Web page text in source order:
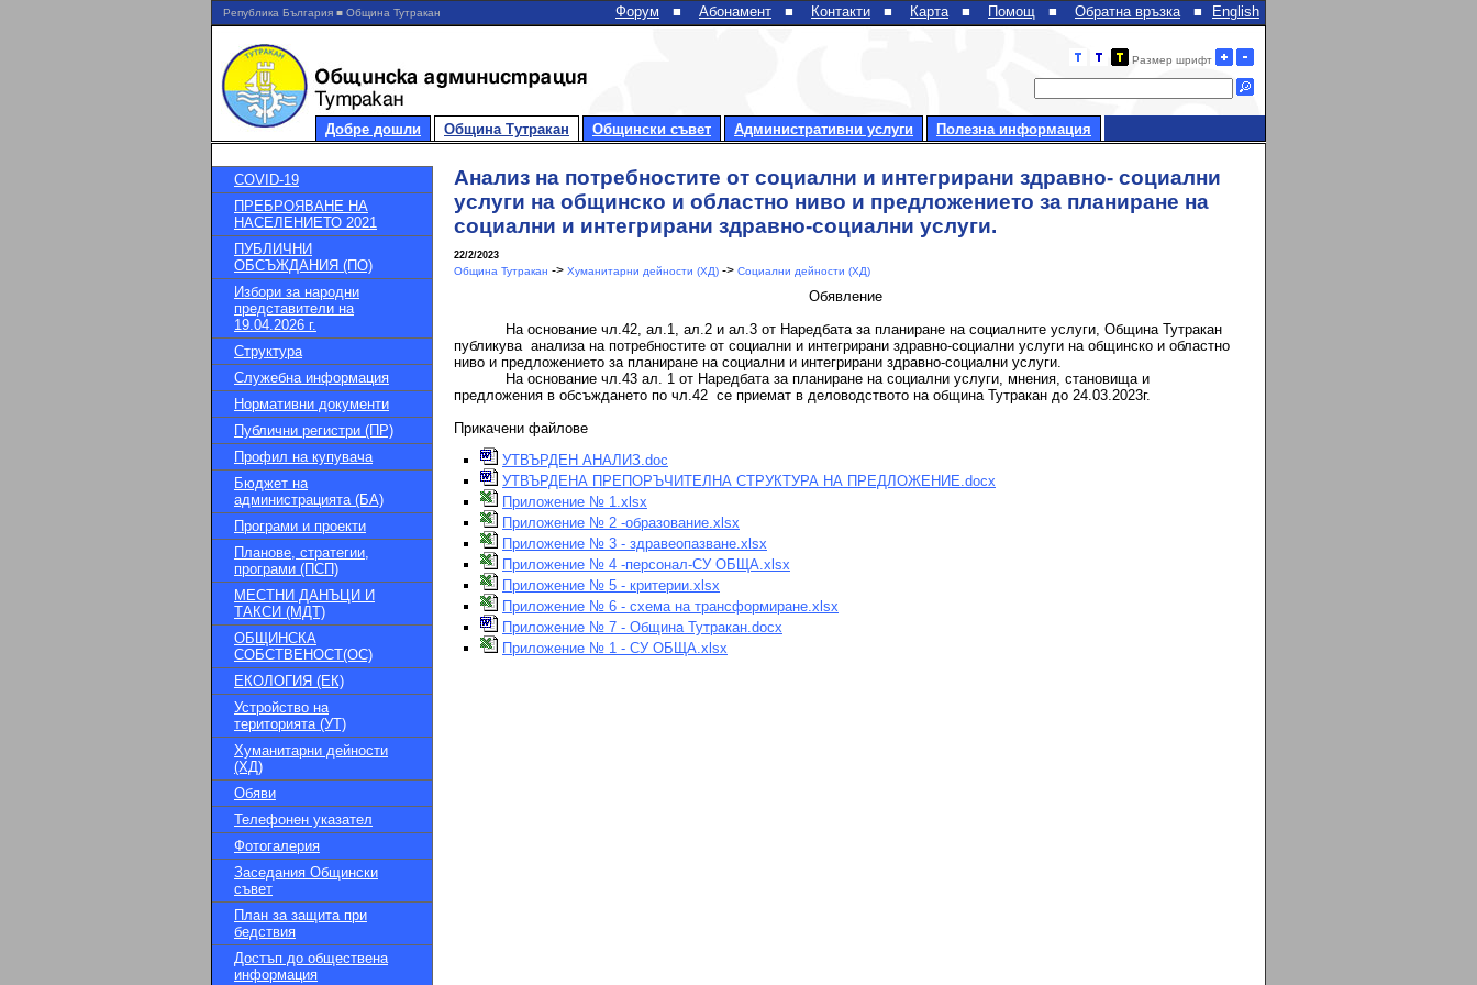
Република България ■ Община Тутракан English
Форум ■ Абонамент ■ Контакти ■ Карта ■ Помощ ■ Обратна връзка ■
Размер шрифт
Добре дошли Община Тутракан Общински съвет Административни услуги Полезна информация
COVID-19
ПРЕБРОЯВАНЕ НА
НАСЕЛЕНИЕТО 2021
ПУБЛИЧНИ
ОБСЪЖДАНИЯ (ПО)
Избори за народни
представители на
19.04.2026 г.
Структура
Служебна информация
Нормативни документи
Публични регистри (ПР)
Профил на купувача
Бюджет на
администрацията (БА)
Програми и проекти
Планове, стратегии,
програми (ПСП)
МЕСТНИ ДАНЪЦИ И
ТАКСИ (МДТ)
ОБЩИНСКА
СОБСТВЕНОСТ(ОС)
ЕКОЛОГИЯ (ЕК)
Устройство на
територията (УТ)
Хуманитарни дейности
(ХД)
Обяви
Телефонен указател
Фотогалерия
Заседания Общински
съвет
План за защита при
бедствия
Достъп до обществена
информация
Анализ на потребностите от социални и интегрирани здравно- социални
услуги на общинско и областно ниво и предложението за планиране на
социални и интегрирани здравно-социални услуги.
22/2/2023
Община Тутракан -> Хуманитарни дейности (ХД) -> Социални дейности (ХД)
Обявление
На основание чл.42, ал.1, ал.2 и ал.3 от Наредбата за планиране на социалните услуги, Община Тутракан
публикува анализа на потребностите от социални и интегрирани здравно-социални услуги на общинско и областно
ниво и предложението за планиране на социални и интегрирани здравно-социални услуги.
На основание чл.43 ал. 1 от Наредбата за планиране на социални услуги, мнения, становища и
предложения в обсъждането по чл.42 се приемат в деловодството на община Тутракан до 24.03.2023г.
Прикачени файлове
УТВЪРДЕН АНАЛИЗ.doc
УТВЪРДЕНА ПРЕПОРЪЧИТЕЛНА СТРУКТУРА НА ПРЕДЛОЖЕНИЕ.docx
Приложение № 1.xlsx
Приложение № 2 -образование.xlsx
Приложение № 3 - здравеопазване.xlsx
Приложение № 4 -персонал-СУ ОБЩА.xlsx
Приложение № 5 - критерии.xlsx
Приложение № 6 - схема на трансформиране.xlsx
Приложение № 7 - Община Тутракан.docx
Приложение № 1 - СУ ОБЩА.xlsx